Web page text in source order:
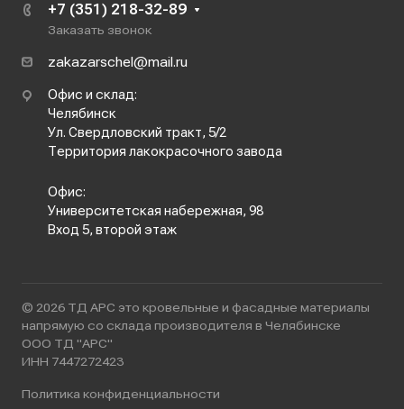
+7 (351) 218-32-89
Заказать звонок
zakazarschel@mail.ru
Офис и склад:
Челябинск
Ул. Свердловский тракт, 5/2
Территория лакокрасочного завода
Офис:
Университетская набережная, 98
Вход 5, второй этаж
© 2026 ТД АРС это кровельные и фасадные материалы
напрямую со склада производителя в Челябинске
ООО ТД "АРС"
ИНН 7447272423
Политика конфиденциальности